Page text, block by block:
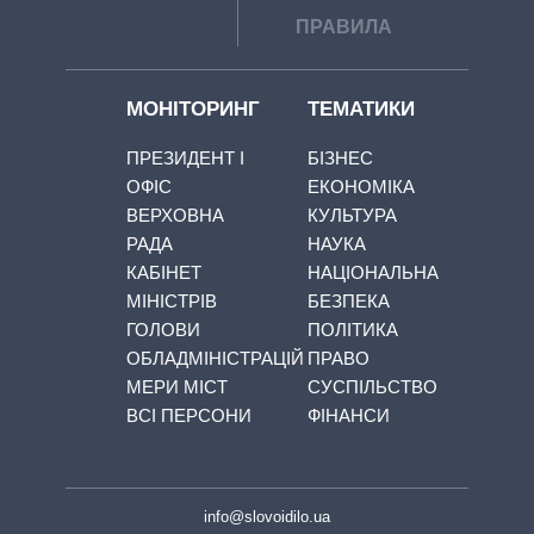
ПРАВИЛА
МОНІТОРИНГ
ПРЕЗИДЕНТ І
ОФІС
ВЕРХОВНА
РАДА
КАБІНЕТ
МІНІСТРІВ
ГОЛОВИ
ОБЛАДМІНІСТРАЦІЙ
МЕРИ МІСТ
ВСІ ПЕРСОНИ
ТЕМАТИКИ
БІЗНЕС
ЕКОНОМІКА
КУЛЬТУРА
НАУКА
НАЦІОНАЛЬНА
БЕЗПЕКА
ПОЛІТИКА
ПРАВО
СУСПІЛЬСТВО
ФІНАНСИ
info@slovoidilo.ua